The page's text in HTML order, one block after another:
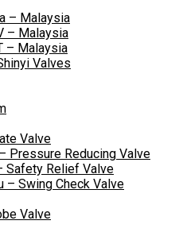
– Malaysia
– Malaysia
– Malaysia
Valves
Valve
Pressure Reducing Valve
Safety Relief Valve
– Swing Check Valve
Valve